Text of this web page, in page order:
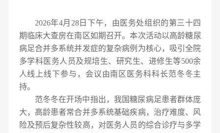
2026年4月 28日下午，由医务处组织的第三十四
期临床大查房在南区如期召开。本次活动以高龄糖尿
病足合并多系统并发症的复杂病例为核心，吸引全院
多学科医务人员及规培生、研究生、进修生等500余
人线上线下参与，会议由南区医务科科长范冬冬主
持。
范冬冬在开场中指出，我国糖尿病足患者群体庞
大，高龄患者常合并多系统基础疾病，治疗难度、风
险及预后复杂性较高，对医务人员的综合诊疗与多学